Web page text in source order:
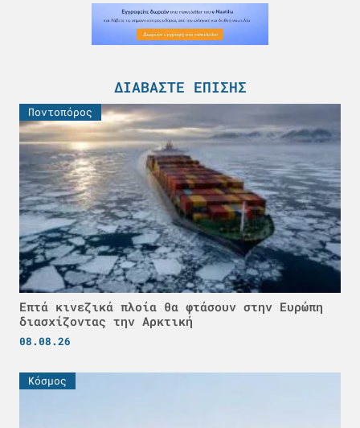
ΔΙΑΒΆΣΤΕ ΕΠΊΣΗΣ
Ποντοπόρος
Επτά κινεζικά πλοία θα φτάσουν στην Ευρώπη
διασχίζοντας την Αρκτική
08.08.26
Κόσμος